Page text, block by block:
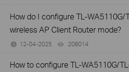
How do I configure TL-WA5110G/
wireless AP Client Router mode?
12-04-2025 208014
How to configure TL-WA5110G/